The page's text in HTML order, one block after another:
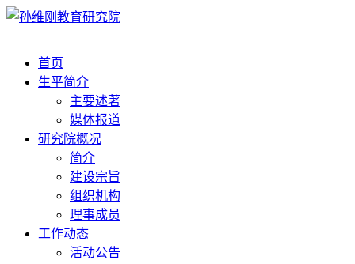
首页
生平简介
主要述著
媒体报道
研究院概况
简介
建设宗旨
组织机构
理事成员
工作动态
活动公告